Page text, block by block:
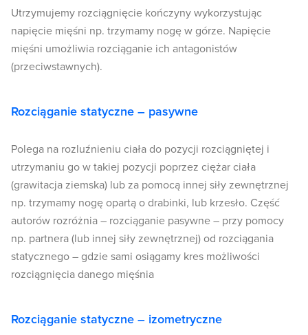
Utrzymujemy rozciągnięcie kończyny wykorzystując
napięcie mięśni np. trzymamy nogę w górze. Napięcie
mięśni umożliwia rozciąganie ich antagonistów
(przeciwstawnych).
Rozciąganie statyczne – pasywne
Polega na rozluźnieniu ciała do pozycji rozciągniętej i
utrzymaniu go w takiej pozycji poprzez ciężar ciała
(grawitacja ziemska) lub za pomocą innej siły zewnętrznej
np. trzymamy nogę opartą o drabinki, lub krzesło. Część
autorów rozróżnia – rozciąganie pasywne – przy pomocy
np. partnera (lub innej siły zewnętrznej) od rozciągania
statycznego – gdzie sami osiągamy kres możliwości
rozciągnięcia danego mięśnia
Rozciąganie statyczne – izometryczne